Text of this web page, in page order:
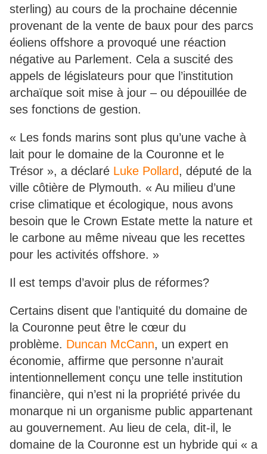
sterling) au cours de la prochaine décennie
provenant de la vente de baux pour des parcs
éoliens offshore a provoqué une réaction
négative au Parlement. Cela a suscité des
appels de législateurs pour que l’institution
archaïque soit mise à jour – ou dépouillée de
ses fonctions de gestion.
« Les fonds marins sont plus qu’une vache à
lait pour le domaine de la Couronne et le
Trésor », a déclaré Luke Pollard, député de la
ville côtière de Plymouth. « Au milieu d’une
crise climatique et écologique, nous avons
besoin que le Crown Estate mette la nature et
le carbone au même niveau que les recettes
pour les activités offshore. »
Il est temps d’avoir plus de réformes?
Certains disent que l’antiquité du domaine de
la Couronne peut être le cœur du
problème. Duncan McCann, un expert en
économie, affirme que personne n’aurait
intentionnellement conçu une telle institution
financière, qui n’est ni la propriété privée du
monarque ni un organisme public appartenant
au gouvernement. Au lieu de cela, dit-il, le
domaine de la Couronne est un hybride qui « a